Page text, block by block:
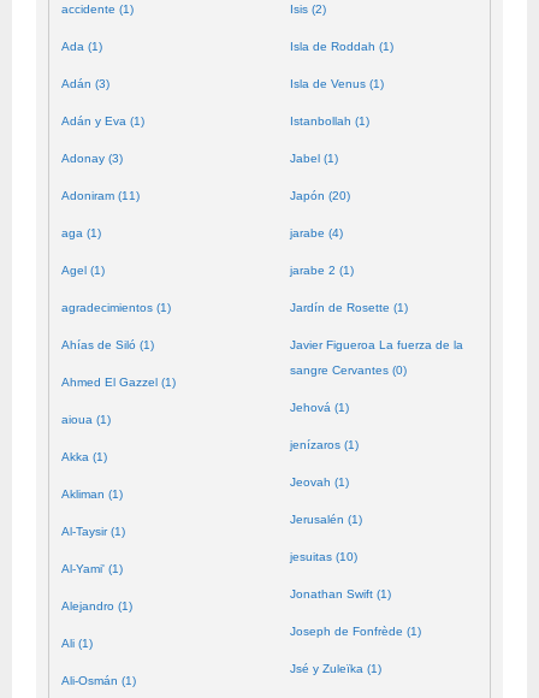
accidente (1)
Ada (1)
Adán (3)
Adán y Eva (1)
Adonay (3)
Adoniram (11)
aga (1)
Agel (1)
agradecimientos (1)
Ahías de Siló (1)
Ahmed El Gazzel (1)
aioua (1)
Akka (1)
Akliman (1)
Al-Taysir (1)
Al-Yami' (1)
Alejandro (1)
Ali (1)
Ali-Osmán (1)
Isis (2)
Isla de Roddah (1)
Isla de Venus (1)
Istanbollah (1)
Jabel (1)
Japón (20)
jarabe (4)
jarabe 2 (1)
Jardín de Rosette (1)
Javier Figueroa La fuerza de la
sangre Cervantes (0)
Jehová (1)
jenízaros (1)
Jeovah (1)
Jerusalén (1)
jesuitas (10)
Jonathan Swift (1)
Joseph de Fonfrède (1)
Jsé y Zuleïka (1)